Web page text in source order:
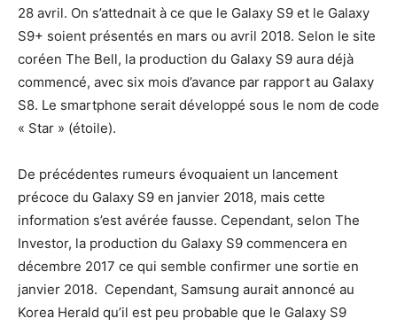
28 avril. On s’attednait à ce que le Galaxy S9 et le Galaxy
S9+ soient présentés en mars ou avril 2018. Selon le site
coréen The Bell, la production du Galaxy S9 aura déjà
commencé, avec six mois d’avance par rapport au Galaxy
S8. Le smartphone serait développé sous le nom de code
« Star » (étoile).
De précédentes rumeurs évoquaient un lancement
précoce du Galaxy S9 en janvier 2018, mais cette
information s’est avérée fausse. Cependant, selon The
Investor, la production du Galaxy S9 commencera en
décembre 2017 ce qui semble confirmer une sortie en
janvier 2018. Cependant, Samsung aurait annoncé au
Korea Herald qu’il est peu probable que le Galaxy S9